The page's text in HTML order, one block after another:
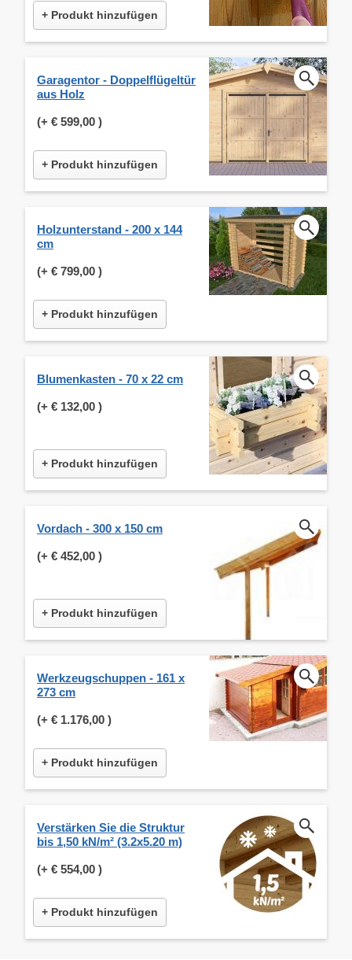
+ Produkt hinzufügen
Garagentor - Doppelflügeltür
aus Holz
(+ € 599,00 )
+ Produkt hinzufügen
Holzunterstand - 200 x 144
cm
(+ € 799,00 )
+ Produkt hinzufügen
Blumenkasten - 70 x 22 cm
(+ € 132,00 )
+ Produkt hinzufügen
Vordach - 300 x 150 cm
(+ € 452,00 )
+ Produkt hinzufügen
Werkzeugschuppen - 161 x
273 cm
(+ € 1.176,00 )
+ Produkt hinzufügen
Verstärken Sie die Struktur
bis 1,50 kN/m² (3.2x5.20 m)
(+ € 554,00 )
+ Produkt hinzufügen